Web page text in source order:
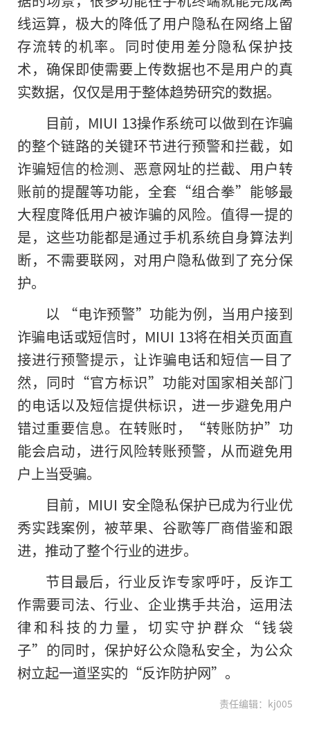
线运算，极大的降低了用户隐私在网络上留
存流转的机率。同时使用差分隐私保护技
术，确保即使需要上传数据也不是用户的真
实数据，仅仅是用于整体趋势研究的数据。
目前，MIUI 13操作系统可以做到在诈骗
的整个链路的关键环节进行预警和拦截，如
诈骗短信的检测、恶意网址的拦截、用户转
账前的提醒等功能，全套“组合拳”能够最
大程度降低用户被诈骗的风险。值得一提的
是，这些功能都是通过手机系统自身算法判
断，不需要联网，对用户隐私做到了充分保
护。
以 “电诈预警”功能为例，当用户接到
诈骗电话或短信时，MIUI 13将在相关页面直
接进行预警提示，让诈骗电话和短信一目了
然，同时“官方标识”功能对国家相关部门
的电话以及短信提供标识，进一步避免用户
错过重要信息。在转账时，“转账防护”功
能会启动，进行风险转账预警，从而避免用
户上当受骗。
目前，MIUI 安全隐私保护已成为行业优
秀实践案例，被苹果、谷歌等厂商借鉴和跟
进，推动了整个行业的进步。
节目最后，行业反诈专家呼吁，反诈工
作需要司法、行业、企业携手共治，运用法
律和科技的力量，切实守护群众“钱袋
子”的同时，保护好公众隐私安全，为公众
树立起一道坚实的“反诈防护网”。
责任编辑：kj005